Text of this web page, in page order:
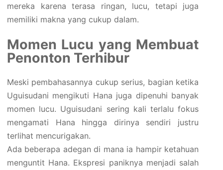
mereka karena terasa ringan, lucu, tetapi juga
memiliki makna yang cukup dalam.
Momen Lucu yang Membuat
Penonton Terhibur
Meski pembahasannya cukup serius, bagian ketika
Uguisudani mengikuti Hana juga dipenuhi banyak
momen lucu. Uguisudani sering kali terlalu fokus
mengamati Hana hingga dirinya sendiri justru
terlihat mencurigakan.
Ada beberapa adegan di mana ia hampir ketahuan
menguntit Hana. Ekspresi paniknya menjadi salah